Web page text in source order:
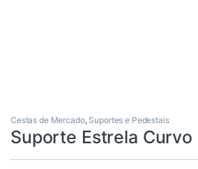
Cestas de Mercado, Suportes e Pedestais
Suporte Estrela Curvo